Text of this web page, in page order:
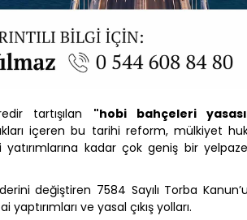
tartışılan "hobi bahçeleri
içeren bu tarihi reform, mülkiyet
kadar çok geniş bir
değiştiren 7584 Sayılı Torba
ve yasal çıkış yolları.